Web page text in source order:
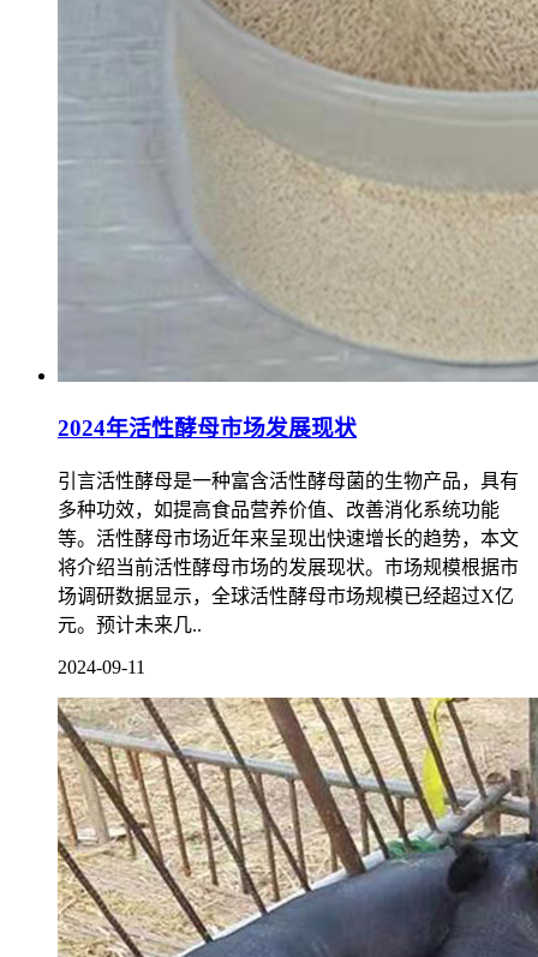
2024年活性酵母市场发展现状
引言活性酵母是一种富含活性酵母菌的生物产品，具有
多种功效，如提高食品营养价值、改善消化系统功能
等。活性酵母市场近年来呈现出快速增长的趋势，本文
将介绍当前活性酵母市场的发展现状。市场规模根据市
场调研数据显示，全球活性酵母市场规模已经超过X亿
元。预计未来几..
2024-09-11